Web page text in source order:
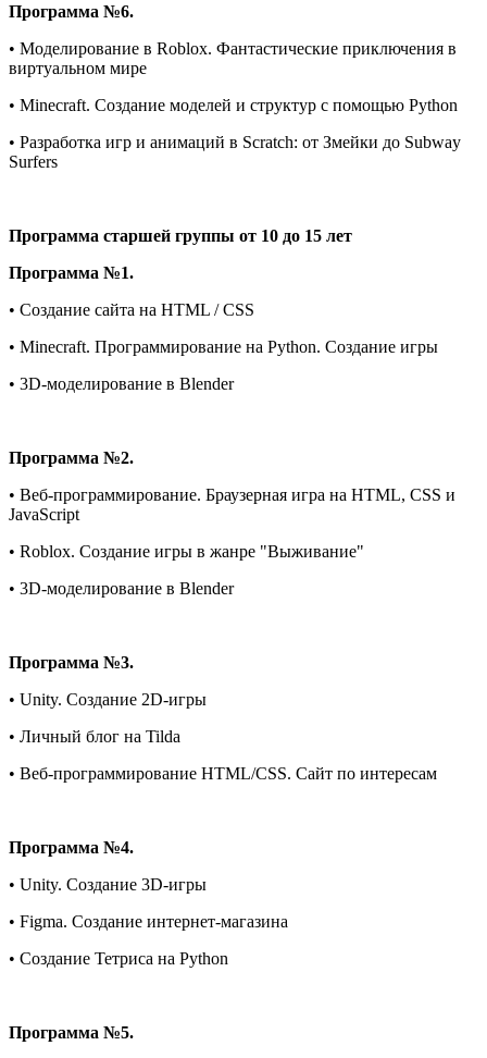
Программа №6.
• Моделирование в Roblox. Фантастические приключения в
виртуальном мире
• Minecraft. Создание моделей и структур с помощью Python
• Разработка игр и анимаций в Scratch: от Змейки до Subway
Surfers
Программа старшей группы от 10 до 15 лет
Программа №1.
• Создание сайта на HTML / CSS
• Minecraft. Программирование на Python. Создание игры
• 3D-моделирование в Blender
Программа №2.
• Веб-программирование. Браузерная игра на HTML, CSS и
JavaScript
• Roblox. Создание игры в жанре "Выживание"
• 3D-моделирование в Blender
Программа №3.
• Unity. Создание 2D-игры
• Личный блог на Tilda
• Веб-программирование HTML/CSS. Сайт по интересам
Программа №4.
• Unity. Создание 3D-игры
• Figma. Создание интернет-магазина
• Создание Тетриса на Python
Программа №5.